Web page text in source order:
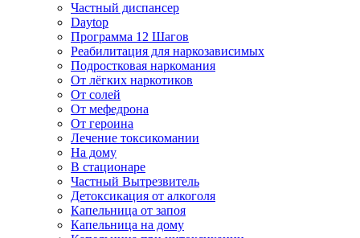
Частный диспансер
Daytop
Программа 12 Шагов
Реабилитация для наркозависимых
Подростковая наркомания
От лёгких наркотиков
От солей
От мефедрона
От героина
Лечение токсикомании
На дому
В стационаре
Частный Вытрезвитель
Детоксикация от алкоголя
Капельница от запоя
Капельница на дому